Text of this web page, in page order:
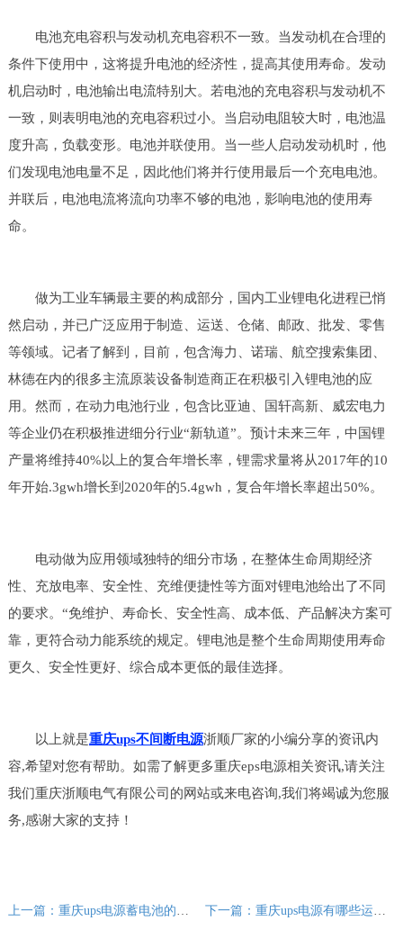
电池充电容积与发动机充电容积不一致。当发动机在合理的
条件下使用中，这将提升电池的经济性，提高其使用寿命。发动
机启动时，电池输出电流特别大。若电池的充电容积与发动机不
一致，则表明电池的充电容积过小。当启动电阻较大时，电池温
度升高，负载变形。电池并联使用。当一些人启动发动机时，他
们发现电池电量不足，因此他们将并行使用最后一个充电电池。
并联后，电池电流将流向功率不够的电池，影响电池的使用寿
命。
做为工业车辆最主要的构成部分，国内工业锂电化进程已悄
然启动，并已广泛应用于制造、运送、仓储、邮政、批发、零售
等领域。记者了解到，目前，包含海力、诺瑞、航空搜索集团、
林德在内的很多主流原装设备制造商正在积极引入锂电池的应
用。然而，在动力电池行业，包含比亚迪、国轩高新、威宏电力
等企业仍在积极推进细分行业“新轨道”。预计未来三年，中国锂
产量将维持40%以上的复合年增长率，锂需求量将从2017年的10
年开始.3gwh增长到2020年的5.4gwh，复合年增长率超出50%。
电动做为应用领域独特的细分市场，在整体生命周期经济
性、充放电率、安全性、充维便捷性等方面对锂电池给出了不同
的要求。“免维护、寿命长、安全性高、成本低、产品解决方案可
靠，更符合动力能系统的规定。锂电池是整个生命周期使用寿命
更久、安全性更好、综合成本更低的最佳选择。
以上就是重庆ups不间断电源浙顺厂家的小编分享的资讯内
容,希望对您有帮助。如需了解更多重庆eps电源相关资讯,请关注
我们重庆浙顺电气有限公司的网站或来电咨询,我们将竭诚为您服
务,感谢大家的支持！